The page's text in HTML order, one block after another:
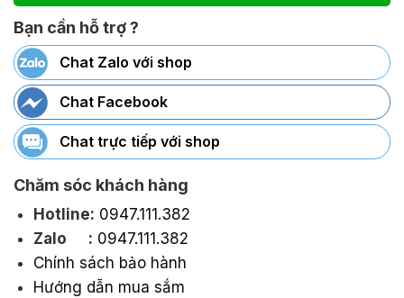
Bạn cần hỗ trợ ?
Chat Zalo với shop
Chat Facebook
Chat trực tiếp với shop
Chăm sóc khách hàng
Hotline: 0947.111.382
Zalo : 0947.111.382
Chính sách bảo hành
Hướng dẫn mua sắm